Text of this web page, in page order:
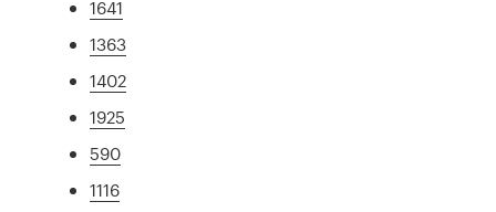
1641
1363
1402
1925
590
1116